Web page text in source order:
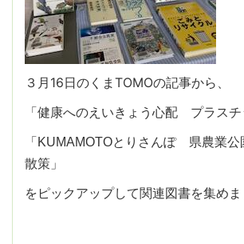
３月16日のくまTOMOの記事から、
「健康へのえいきょう心配 プラスチ
「KUMAMOTOとりさんぽ 県農業公
散策」
をピックアップして関連図書を集めま